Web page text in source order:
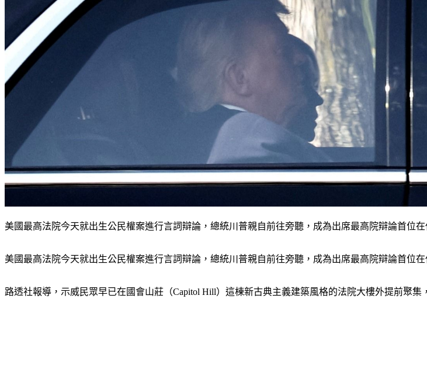
美國最高法院今天就出生公民權案進行言詞辯論，總統川普親自前往旁聽，成為出席最高院辯論首位在
美國最高法院今天就出生公民權案進行言詞辯論，總統川普親自前往旁聽，成為出席最高院辯論首位
路透社報導，示威民眾早已在國會山莊（Capitol Hill）這棟新古典主義建築風格的法院大樓外提前聚集